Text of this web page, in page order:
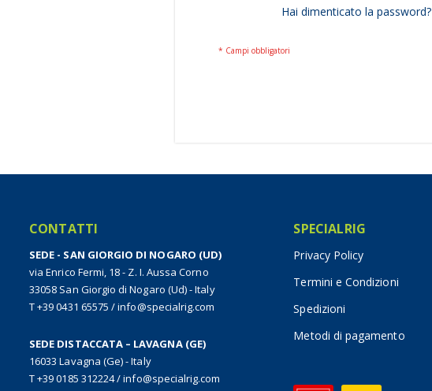
Hai dimenticato la password?
CONTATTI
SEDE - SAN GIORGIO DI NOGARO (UD)
via Enrico Fermi, 18 - Z. I. Aussa Corno
33058 San Giorgio di Nogaro (Ud) - Italy
T +39 0431 65575 /info@specialrig.com
SEDE DISTACCATA – LAVAGNA (GE)
16033 Lavagna (Ge) - Italy
T +39 0185 312224/info@specialrig.com
SPECIALRIG
Privacy Policy
Termini e Condizioni
Spedizioni
Metodi di pagamento